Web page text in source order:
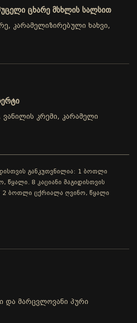
ცხარე მსხლის სალსით
კარამელიზირებული ხახვი,
ვანილის კრემი, კარამელი
განკუთვნილია: 1 ბოთლი
წყალი. 8 კაციანი მაგიდისთვის
2 ბოთლი ცქრიალა ღვინო, წყალი
და მარცვლოვანი პური